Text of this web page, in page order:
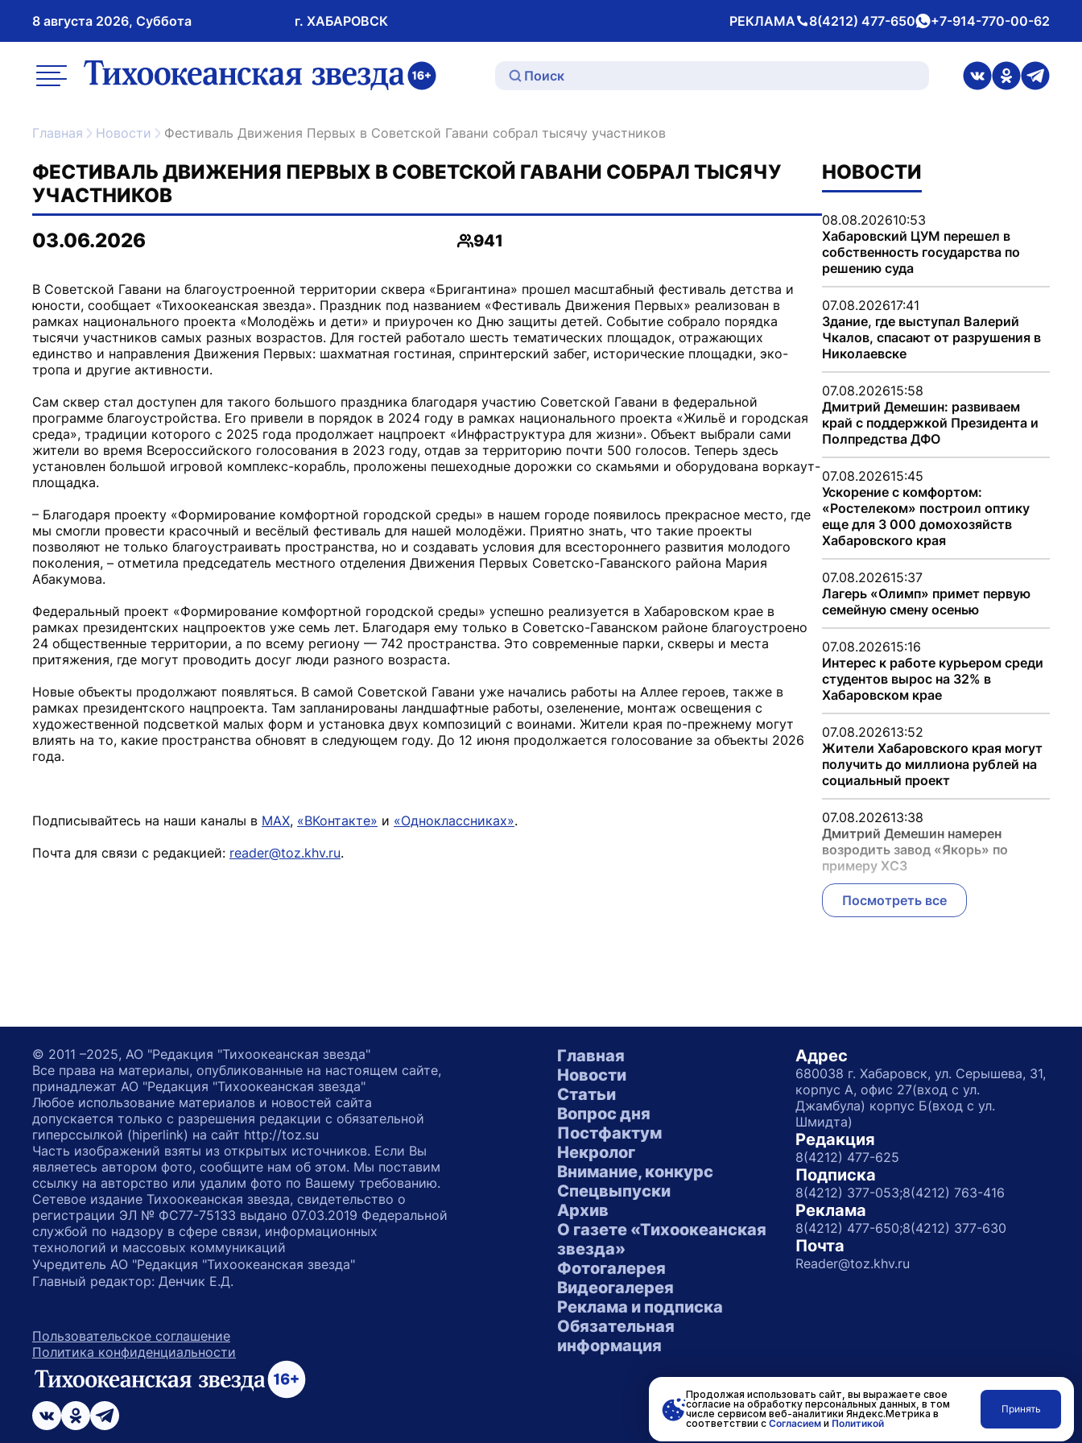
8 августа 2026, Суббота г. ХАБАРОВСК РЕКЛАМА
Телефон 8(4212) 477-650whatsApp
+7-914-770-00-62
меню ссылка на главную
ссылка на
ссылка на
Главная Новости Фестиваль Движения Первых в Советской Гавани собрал тысячу участников
ФЕСТИВАЛЬ ДВИЖЕНИЯ ПЕРВЫХ В СОВЕТСКОЙ ГАВАНИ СОБРАЛ ТЫСЯЧУ
УЧАСТНИКОВ
03.06.2026
Просмотры
941
В Советской Гавани на благоустроенной территории сквера «Бригантина» прошел масштабный фестиваль детства и
юности, сообщает «Тихоокеанская звезда». Праздник под названием «Фестиваль Движения Первых» реализован в
рамках национального проекта «Молодёжь и дети» и приурочен ко Дню защиты детей. Событие собрало порядка
тысячи участников самых разных возрастов. Для гостей работало шесть тематических площадок, отражающих
единство и направления Движения Первых: шахматная гостиная, спринтерский забег, исторические площадки, эко-
тропа и другие активности.
Сам сквер стал доступен для такого большого праздника благодаря участию Советской Гавани в федеральной
программе благоустройства. Его привели в порядок в 2024 году в рамках национального проекта «Жильё и городская
среда», традиции которого с 2025 года продолжает нацпроект «Инфраструктура для жизни». Объект выбрали сами
жители во время Всероссийского голосования в 2023 году, отдав за территорию почти 500 голосов. Теперь здесь
установлен большой игровой комплекс-корабль, проложены пешеходные дорожки со скамьями и оборудована воркаут-
площадка.
– Благодаря проекту «Формирование комфортной городской среды» в нашем городе появилось прекрасное место, где
мы смогли провести красочный и весёлый фестиваль для нашей молодёжи. Приятно знать, что такие проекты
позволяют не только благоустраивать пространства, но и создавать условия для всестороннего развития молодого
поколения, – отметила председатель местного отделения Движения Первых Советско-Гаванского района Мария
Абакумова.
Федеральный проект «Формирование комфортной городской среды» успешно реализуется в Хабаровском крае в
рамках президентских нацпроектов уже семь лет. Благодаря ему только в Советско-Гаванском районе благоустроено
24 общественные территории, а по всему региону — 742 пространства. Это современные парки, скверы и места
притяжения, где могут проводить досуг люди разного возраста.
Новые объекты продолжают появляться. В самой Советской Гавани уже начались работы на Аллее героев, также в
рамках президентского нацпроекта. Там запланированы ландшафтные работы, озеленение, монтаж освещения с
художественной подсветкой малых форм и установка двух композиций с воинами. Жители края по-прежнему могут
влиять на то, какие пространства обновят в следующем году. До 12 июня продолжается голосование за объекты 2026
года.
Подписывайтесь на наши каналы в MAX, «ВКонтакте» и «Одноклассниках».
Почта для связи с редакцией: reader@toz.khv.ru.
НОВОСТИ
08.08.202610:53
Хабаровский ЦУМ перешел в
собственность государства по
решению суда
07.08.202617:41
Здание, где выступал Валерий
Чкалов, спасают от разрушения в
Николаевске
07.08.202615:58
Дмитрий Демешин: развиваем
край с поддержкой Президента и
Полпредства ДФО
07.08.202615:45
Ускорение с комфортом:
«Ростелеком» построил оптику
еще для 3 000 домохозяйств
Хабаровского края
07.08.202615:37
Лагерь «Олимп» примет первую
семейную смену осенью
07.08.202615:16
Интерес к работе курьером среди
студентов вырос на 32% в
Хабаровском крае
07.08.202613:52
Жители Хабаровского края могут
получить до миллиона рублей на
социальный проект
07.08.202613:38
Дмитрий Демешин намерен
возродить завод «Якорь» по
примеру ХСЗ
Посмотреть все
Главная
Новости
Статьи
Вопрос дня
Постфактум
Некролог
Внимание, конкурс
Спецвыпуски
Архив
О газете «Тихоокеанская
звезда»
Фотогалерея
Видеогалерея
Реклама и подписка
Обязательная
информация
Адрес
680038 г. Хабаровск, ул. Серышева, 31,
корпус А, офис 27(вход с ул.
Джамбула) корпус Б(вход с ул.
Шмидта)
Редакция
8(4212) 477-625
Подписка
8(4212) 377-053;8(4212) 763-416
Реклама
8(4212) 477-650;8(4212) 377-630
Почта
Reader@toz.khv.ru
© 2011 –2025, АО "Редакция "Тихоокеанская звезда"
Все права на материалы, опубликованные на настоящем сайте,
принадлежат АО "Редакция "Тихоокеанская звезда"
Любое использование материалов и новостей сайта
допускается только с разрешения редакции с обязательной
гиперссылкой (hiperlink) на сайт http://toz.su
Часть изображений взяты из открытых источников. Если Вы
являетесь автором фото, сообщите нам об этом. Мы поставим
ссылку на авторство или удалим фото по Вашему требованию.
Сетевое издание Тихоокеанская звезда, свидетельство о
регистрации ЭЛ № ФС77-75133 выдано 07.03.2019 Федеральной
службой по надзору в сфере связи, информационных
технологий и массовых коммуникаций
Учредитель АО "Редакция "Тихоокеанская звезда"
Главный редактор: Денчик Е.Д.
Пользовательское соглашение
Политика конфиденциальности
ссылка на главную
возрастное ограничение 16+
ссылка на страницу в Вконтакте
ссылка на страницу в Одноклассниках
ссылка на канал в Телеграмм Разработано вRASA
Продолжая использовать сайт, вы выражаете свое
согласие на обработку персональных данных, в том
числе сервисом веб-аналитики Яндекс.Метрика в
соответствии с Согласиеми Политикой
Принять